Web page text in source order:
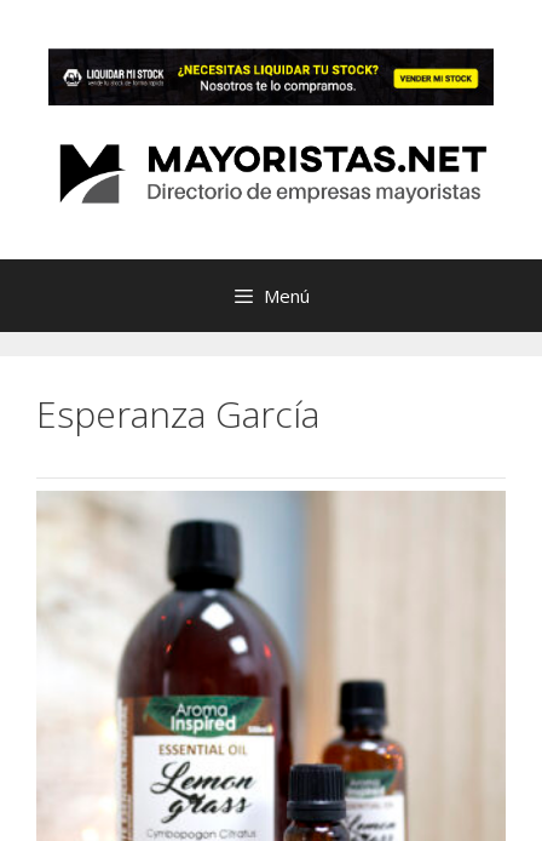
contenido
Menú
Esperanza García